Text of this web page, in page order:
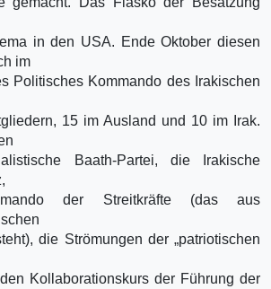
in den USA. Ende Oktober diesen
im
Politisches Kommando des Irakischen
15 im Ausland und 10 im Irak.
Baath-Partei, die Irakische
der Streitkräfte (das aus
die Strömungen der „patriotischen
Kollaborationskurs der Führung der